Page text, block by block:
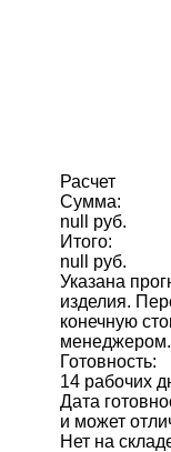
Расчет
Сумма:
null руб.
Итого:
null руб.
Указана
изделия.
конечную
менеджером.
Готовность:
14 рабочих
Дата
и может
Нет на